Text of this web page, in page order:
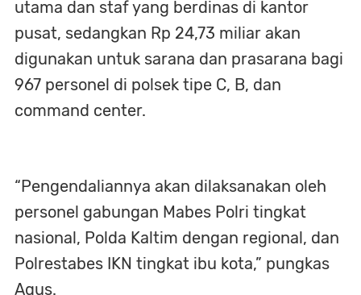
utama dan staf yang berdinas di kantor
pusat, sedangkan Rp 24,73 miliar akan
digunakan untuk sarana dan prasarana bagi
967 personel di polsek tipe C, B, dan
command center.
“Pengendaliannya akan dilaksanakan oleh
personel gabungan Mabes Polri tingkat
nasional, Polda Kaltim dengan regional, dan
Polrestabes IKN tingkat ibu kota,” pungkas
Agus.